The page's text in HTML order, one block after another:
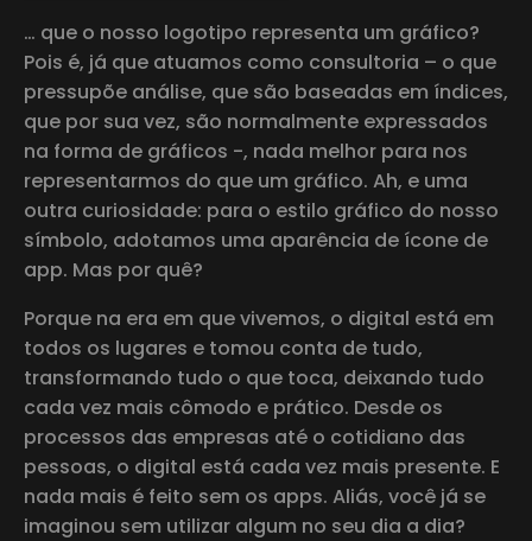
… que o nosso logotipo representa um gráfico?
Pois é, já que atuamos como consultoria – o que
pressupõe análise, que são baseadas em índices,
que por sua vez, são normalmente expressados
na forma de gráficos -, nada melhor para nos
representarmos do que um gráfico. Ah, e uma
outra curiosidade: para o estilo gráfico do nosso
símbolo, adotamos uma aparência de ícone de
app. Mas por quê?
Porque na era em que vivemos, o digital está em
todos os lugares e tomou conta de tudo,
transformando tudo o que toca, deixando tudo
cada vez mais cômodo e prático. Desde os
processos das empresas até o cotidiano das
pessoas, o digital está cada vez mais presente. E
nada mais é feito sem os apps. Aliás, você já se
imaginou sem utilizar algum no seu dia a dia?